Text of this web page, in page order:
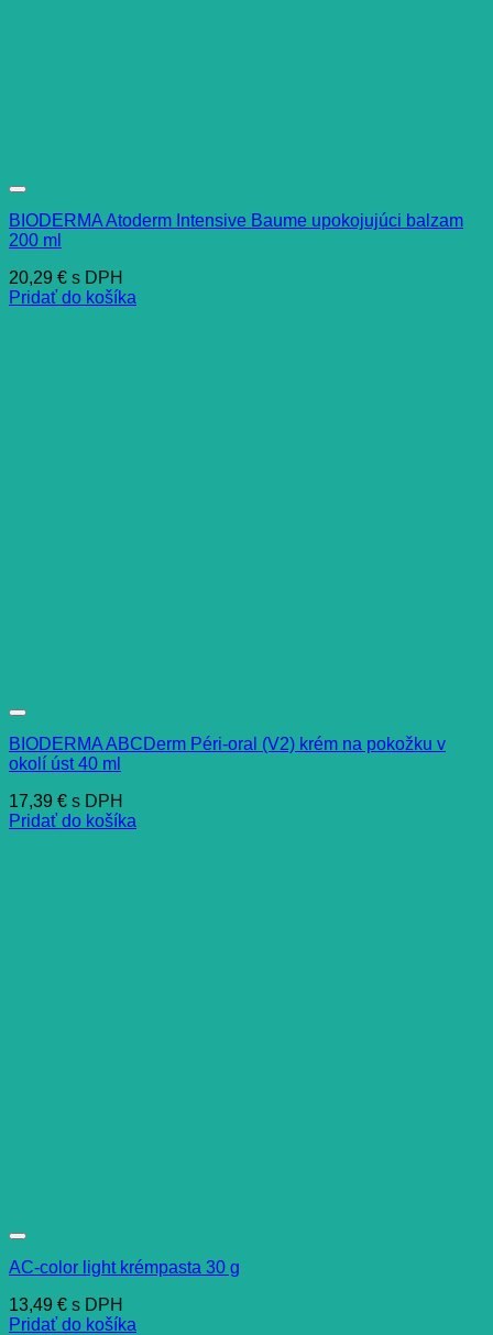
BIODERMA Atoderm Intensive Baume upokojujúci balzam
200 ml
20,29 € s DPH
Pridať do košíka
BIODERMA ABCDerm Péri-oral (V2) krém na pokožku v
okolí úst 40 ml
17,39 € s DPH
Pridať do košíka
AC-color light krémpasta 30 g
13,49 € s DPH
Pridať do košíka